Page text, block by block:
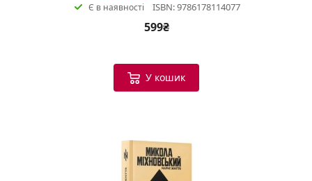
Є в наявності ISBN: 9786178114077
599₴
У кошик